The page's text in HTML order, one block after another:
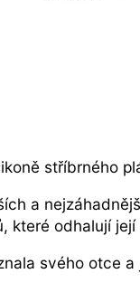
stříbrného
a
které odhalují
svého otce